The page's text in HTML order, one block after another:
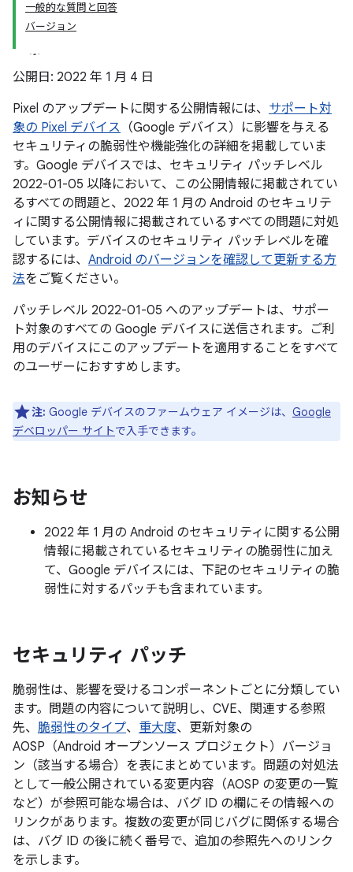
一般的な質問と回答
バージョン
公開日: 2022 年 1 月 4 日
Pixel のアップデートに関する公開情報には、 サポート対
象の Pixel デバイス （Google デバイス）に影響を与える
セキュリティの脆弱性や機能強化の詳細を掲載していま
す。Google デバイスでは、セキュリティ パッチレベル
2022-01-05 以降において、この公開情報に掲載されてい
るすべての問題と、2022 年 1 月の Android のセキュリテ
ィに関する公開情報に掲載されているすべての問題に対処
しています。デバイスのセキュリティ パッチレベルを確
認するには、 Android のバージョンを確認して更新する方
法をご覧ください。
パッチレベル 2022-01-05 へのアップデートは、サポー
ト対象のすべての Google デバイスに送信されます。ご利
用のデバイスにこのアップデートを適用することをすべて
のユーザーにおすすめします。
注: Google デバイスのファームウェア イメージは、 Google
デベロッパー サイトで入手できます。
お知らせ
2022 年 1 月の Android のセキュリティに関する公開
情報に掲載されているセキュリティの脆弱性に加え
て、Google デバイスには、下記のセキュリティの脆
弱性に対するパッチも含まれています。
セキュリティ パッチ
脆弱性は、影響を受けるコンポーネントごとに分類してい
ます。問題の内容について説明し、CVE、関連する参照
先、 脆弱性のタイプ、 重大度、更新対象の
AOSP（Android オープンソース プロジェクト）バージョ
ン（該当する場合）を表にまとめています。問題の対処法
として一般公開されている変更内容（AOSP の変更の一覧
など）が参照可能な場合は、バグ ID の欄にその情報への
リンクがあります。複数の変更が同じバグに関係する場合
は、バグ ID の後に続く番号で、追加の参照先へのリンク
を示します。